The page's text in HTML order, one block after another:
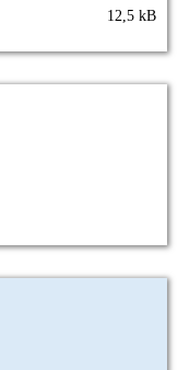
12,5 kB